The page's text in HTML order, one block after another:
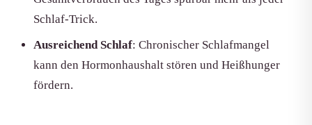
Schlaf-Trick.
Ausreichend Schlaf: Chronischer Schlafmangel
kann den Hormonhaushalt stören und Heißhunger
fördern.